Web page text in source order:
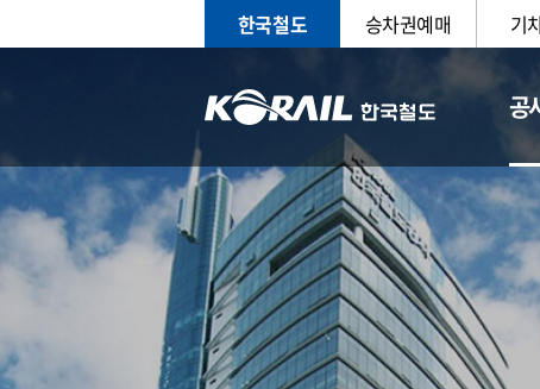
한국철도 승차권예매 기
공
CEO 일반현